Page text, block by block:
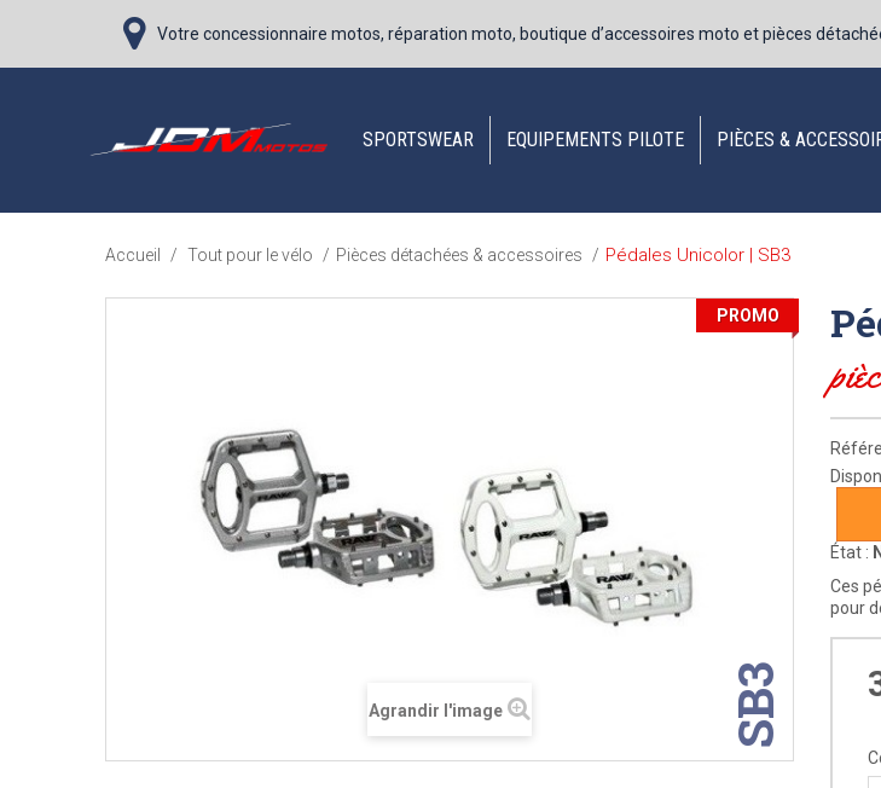
Votre concessionnaire motos, réparation moto, boutique d’accessoires moto et pièces
SPORTSWEAR EQUIPEMENTS PILOTE PIÈCES &
Accueil / Tout pour le vélo / Pièces détachées & accessoires / Pédales Unicolor | SB3
PROMO
Agrandir l'image SB3
État :
Ces
pour